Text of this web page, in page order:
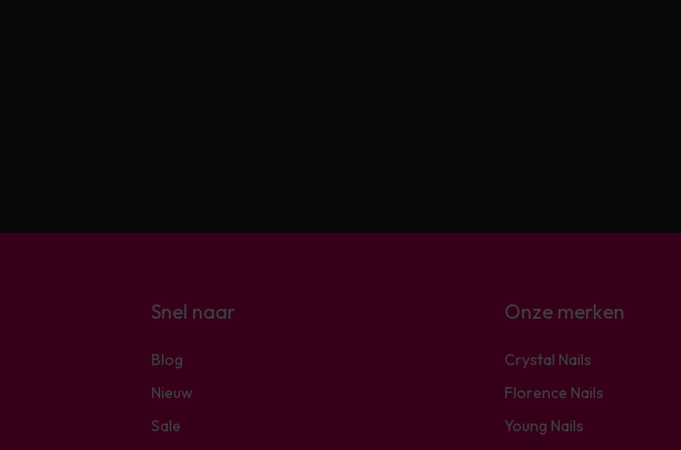
Snel naar
Blog
Nieuw
Sale
Onze merken
Crystal Nails
Florence Nails
Young Nails